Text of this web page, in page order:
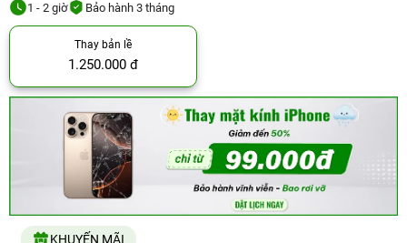
1 - 2 giờ Bảo hành 3 tháng
Thay bản lề
1.250.000 đ
KHUYẾN MÃI